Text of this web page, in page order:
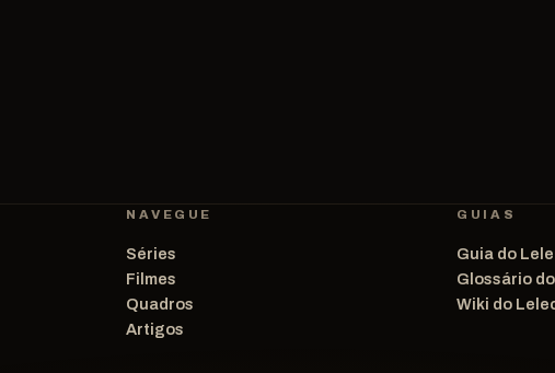
NAVEGUE
Séries
Filmes
Quadros
Artigos
GUIAS
Guia do
Glossário
Wiki do